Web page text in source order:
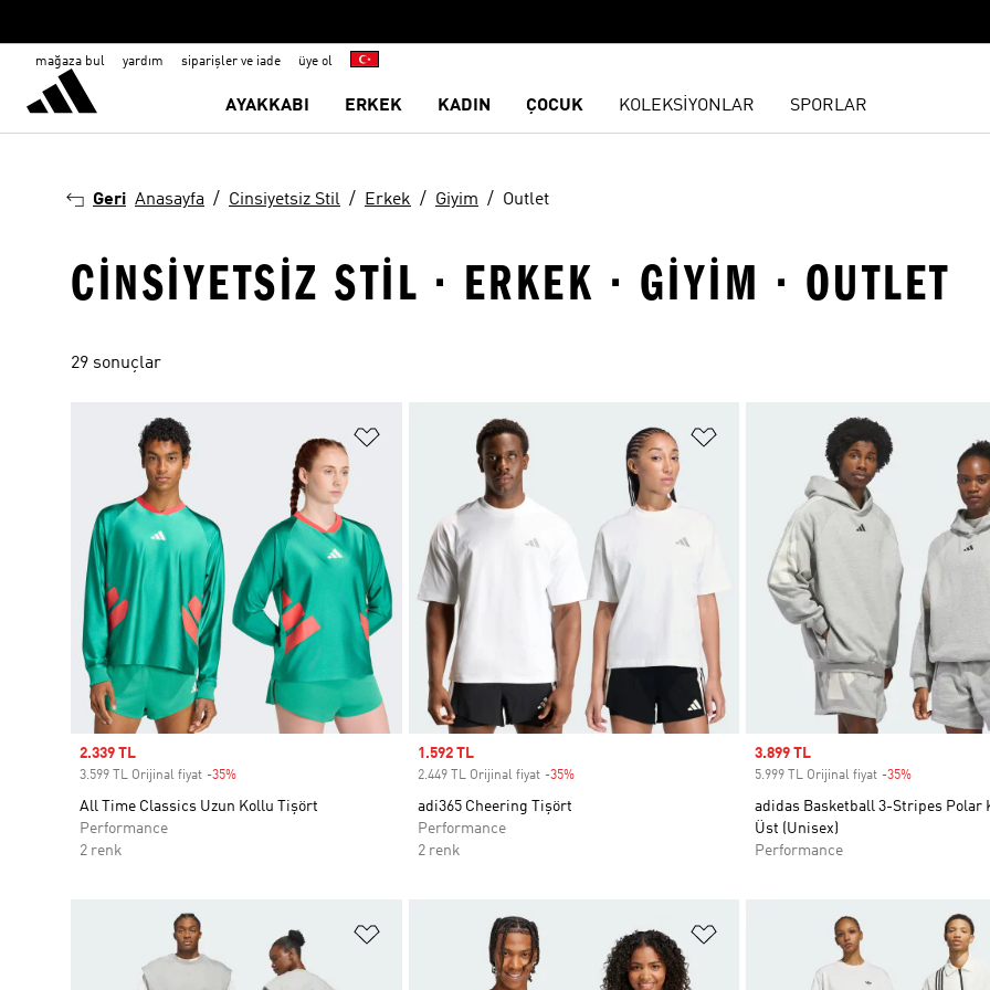
mağaza bul yardım siparişler ve iade üye ol
AYAKKABI ERKEK KADIN ÇOCUK KOLEKSİYONLAR SPORLAR
Geri Anasayfa Cinsiyetsiz Stil Erkek Giyim Outlet
CINSIYETSIZ STIL · ERKEK · GIYIM · OUTLET
29 sonuçlar
Favori Listesine Ekle
Sale price
2.339 TL
3.599 TL Orijinal fiyat -35%
All Time Classics Uzun Kollu Tişört
Performance
2 renk
Favori Listesine Ekle
Sale price
1.592 TL
2.449 TL Orijinal fiyat -35%Discount
adi365 Cheering Tişört
Performance
2 renk
Sale price
3.899 TL
5.999 TL Orijinal fiyat -35%
adidas Basketball 3-Stripes Polar
Üst (Unisex)
Performance
Favori Listesine Ekle Favori Listesine Ekle